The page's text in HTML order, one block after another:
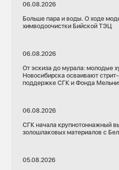
06.08.2026
Больше пара и воды. О ходе
химводоочистки Бийской ТЭЦ
06.08.2026
От эскиза до мурала: молодые
Новосибирска осваивают
поддержке СГК и Фонда
06.08.2026
СГК начала крупнотоннажный
золошлаковых материалов с
05.08.2026